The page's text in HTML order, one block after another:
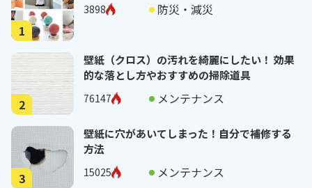
1
3898 防災・減災
2
壁紙（クロス）の汚れを綺麗にしたい！ 効果
的な落とし方やおすすめの掃除道具
76147 メンテナンス
3
壁紙に穴があいてしまった！自分で補修する
方法
15025 メンテナンス